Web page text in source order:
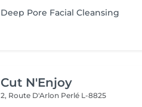
Deep Pore Facial Cleansing
Cut N'Enjoy
2, Route D'Arlon Perlé L-8825